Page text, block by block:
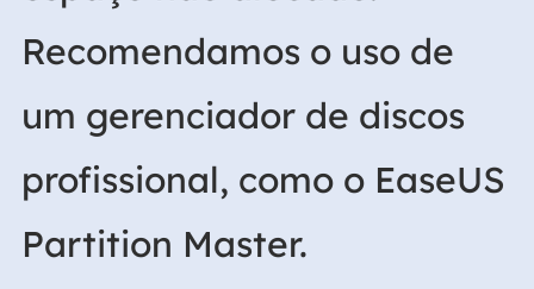
Recomendamos o uso de
um gerenciador de discos
profissional, como o EaseUS
Partition Master.